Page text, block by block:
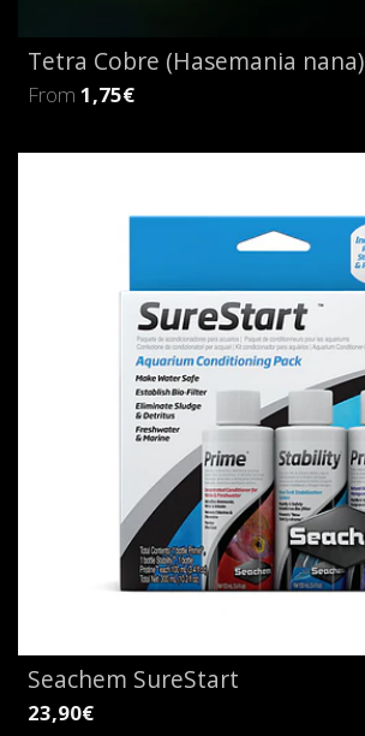
Tetra Cobre (Hasemania nana)
From 1,75€
Seachem SureStart
23,90€